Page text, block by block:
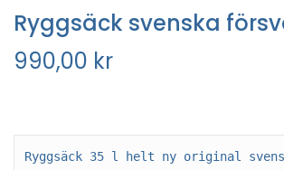
Ryggsäck svenska
990,00 kr
Ryggsäck 35 l helt ny original